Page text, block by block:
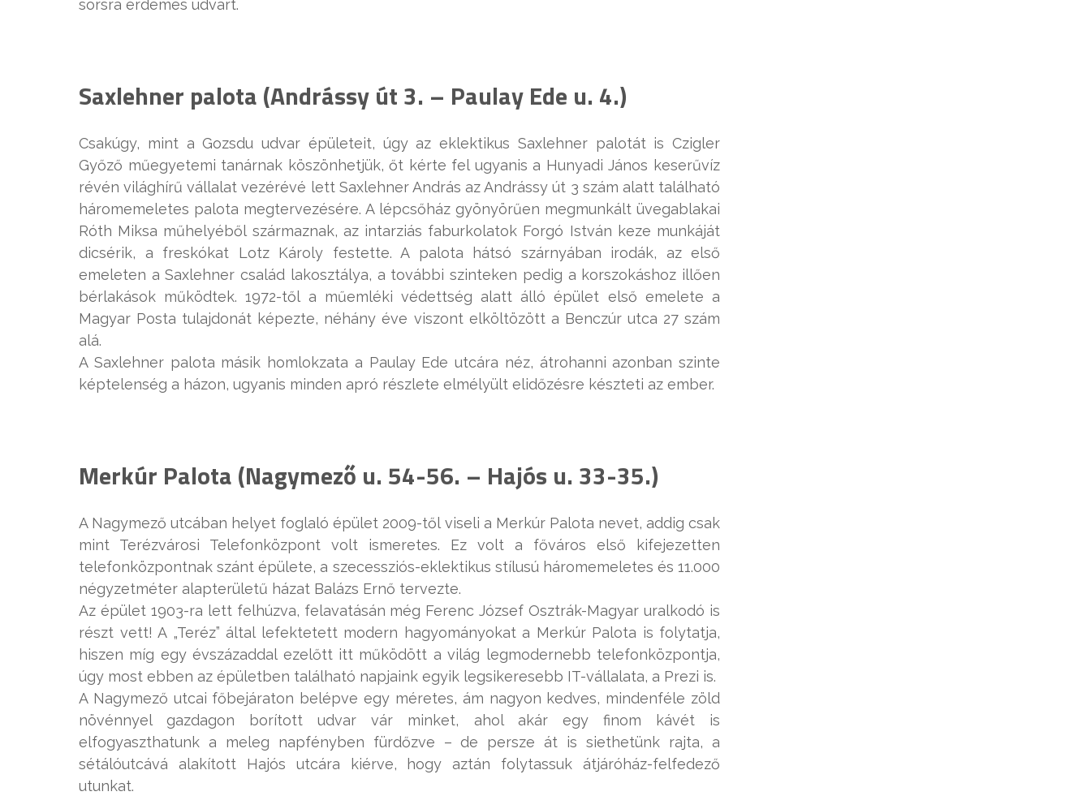
sorsra érdemes udvart.
Saxlehner palota (Andrássy út 3. – Paulay Ede u. 4.)
Csakúgy, mint a Gozsdu udvar épületeit, úgy az eklektikus Saxlehner palotát is Czigler
Győző műegyetemi tanárnak köszönhetjük, őt kérte fel ugyanis a Hunyadi János keserűvíz
révén világhírű vállalat vezérévé lett Saxlehner András az Andrássy út 3 szám alatt található
háromemeletes palota megtervezésére. A lépcsőház gyönyörűen megmunkált üvegablakai
Róth Miksa műhelyéből származnak, az intarziás faburkolatok Forgó István keze munkáját
dicsérik, a freskókat Lotz Károly festette. A palota hátsó szárnyában irodák, az első
emeleten a Saxlehner család lakosztálya, a további szinteken pedig a korszokáshoz illően
bérlakások működtek. 1972-től a műemléki védettség alatt álló épület első emelete a
Magyar Posta tulajdonát képezte, néhány éve viszont elköltözött a Benczúr utca 27 szám
alá.
A Saxlehner palota másik homlokzata a Paulay Ede utcára néz, átrohanni azonban szinte
képtelenség a házon, ugyanis minden apró részlete elmélyült elidőzésre készteti az ember.
Merkúr Palota (Nagymező u. 54-56. – Hajós u. 33-35.)
A Nagymező utcában helyet foglaló épület 2009-től viseli a Merkúr Palota nevet, addig csak
mint Terézvárosi Telefonközpont volt ismeretes. Ez volt a főváros első kifejezetten
telefonközpontnak szánt épülete, a szecessziós-eklektikus stílusú háromemeletes és 11.000
négyzetméter alapterületű házat Balázs Ernő tervezte.
Az épület 1903-ra lett felhúzva, felavatásán még Ferenc József Osztrák-Magyar uralkodó is
részt vett! A „Teréz” által lefektetett modern hagyományokat a Merkúr Palota is folytatja,
hiszen míg egy évszázaddal ezelőtt itt működött a világ legmodernebb telefonközpontja,
úgy most ebben az épületben található napjaink egyik legsikeresebb IT-vállalata, a Prezi is.
A Nagymező utcai főbejáraton belépve egy méretes, ám nagyon kedves, mindenféle zöld
növénnyel gazdagon borított udvar vár minket, ahol akár egy finom kávét is
elfogyaszthatunk a meleg napfényben fürdőzve – de persze át is siethetünk rajta, a
sétálóutcává alakított Hajós utcára kiérve, hogy aztán folytassuk átjáróház-felfedező
utunkat.